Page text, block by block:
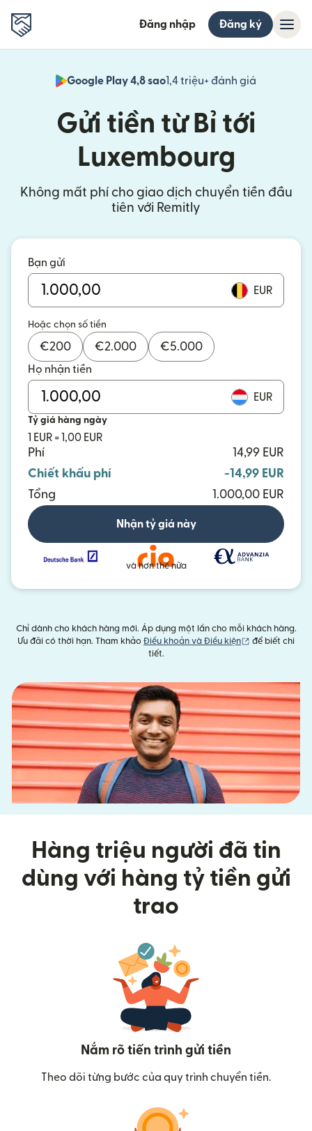
Đăng nhập Đăng ký
Google Play 4,8 sao1,4 triệu+ đánh giá
Gửi tiền từ Bỉ tới
Luxembourg
Không mất phí cho giao dịch chuyển tiền đầu
tiên với Remitly
Bạn gửi
EUR
Hoặc chọn số tiền
€200 €2.000 €5.000
Họ nhận tiền
EUR
Tỷ giá hàng ngày
1 EUR = 1,00 EUR
Phí
14,99 EUR
Chiết khấu phí
-14,99 EUR
Tổng
1.000,00 EUR
Nhận tỷ giá này
và hơn thế nữa
Chỉ dành cho khách hàng mới. Áp dụng một lần cho mỗi khách hàng.
Ưu đãi có thời hạn. Tham khảo Điều khoản và Điều kiện (mở trong cửa
để biết chi
tiết.
Hàng triệu người đã tin
dùng với hàng tỷ tiền gửi
trao
Nắm rõ tiến trình gửi tiền
Theo dõi từng bước của quy trình chuyển tiền.